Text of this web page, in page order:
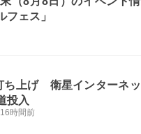
ェス」
ち上げ 衛星インターネッ
投入
16時間前